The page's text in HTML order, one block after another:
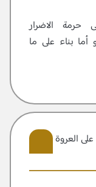
حرمة الاضرار
أما بناء على ما
العروة الوثقی